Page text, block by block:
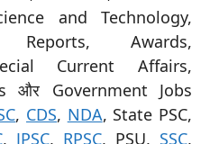
and Technology,
Awards,
Current Affairs,
और Government Jobs
, CDS, NDA, State PSC,
, JPSC, RPSC, PSU, SSC,